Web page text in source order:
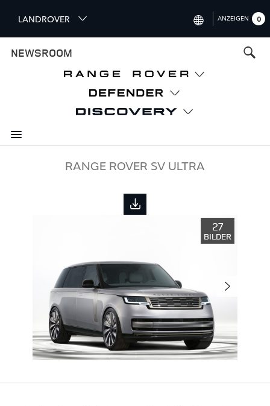
i
p
n
c
LANDROVER
CHINA (中国（中文))
FRANCE (FRANÇAIS)
ANZEIGEN 0
NEWSROOM
RANGE ROVER SV ULTRA
27
BILDER